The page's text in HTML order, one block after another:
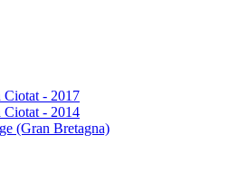
Ciotat - 2017
Ciotat - 2014
(Gran Bretagna)